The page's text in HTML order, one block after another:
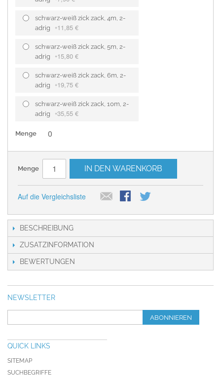
schwarz-weiß zick zack, 4m, 2-
adrig +11,85 €
schwarz-weiß zick zack, 5m, 2-
adrig +15,80 €
schwarz-weiß zick zack, 6m, 2-
adrig +19,75 €
schwarz-weiß zick zack, 10m, 2-
adrig +35,55 €
Menge
Menge IN DEN WARENKORB
Auf die Vergleichsliste
BESCHREIBUNG
ZUSATZINFORMATION
BEWERTUNGEN
NEWSLETTER
ABONNIEREN
QUICK LINKS
SITEMAP
SUCHBEGRIFFE